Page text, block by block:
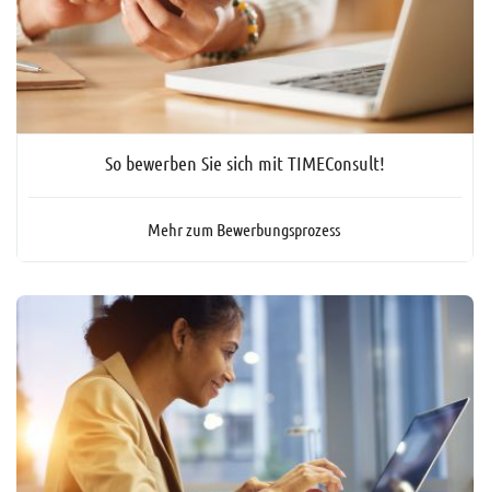
So bewerben Sie sich mit TIMEConsult!
Mehr zum Bewerbungsprozess